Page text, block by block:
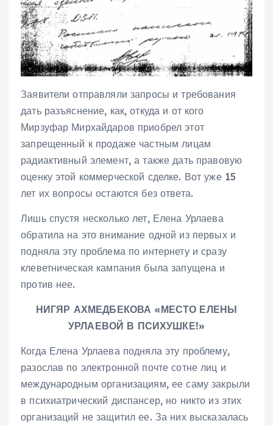
Заявители отправляли запросы и требования
дать разъяснение, как, откуда и от кого
Мирзуфар Мирхайдаров приобрел этот
запрещенный к продаже частным лицам
радиактивный элемент, а также дать правовую
оценку этой коммерческой сделке. Вот уже 15
лет их вопросы остаются без ответа.
Лишь спустя несколько лет, Елена Урлаева
обратила на это внимание одной из первых и
подняла эту проблема по интернету и сразу
клеветническая кампания была запущена и
против нее.
НИГЯР АХМЕДБЕКОВА «МЕСТО ЕЛЕНЫ
УРЛАЕВОЙ В ПСИХУШКЕ!»
Когда Елена Урлаева подняла эту проблему,
разослав по электронной почте сотне лиц и
международным организациям, ее саму закрыли
в психиатрический диспансер, но никто из этих
организаций не защитил ее. За них высказалась